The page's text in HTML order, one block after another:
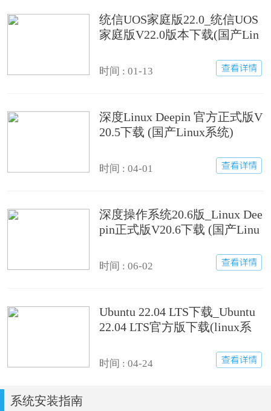
统信UOS家庭版22.0_统信UOS
家庭版V22.0版本下载(国产Lin
时间 : 01-13
深度Linux Deepin 官方正式版V
20.5下载 (国产Linux系统)
时间 : 04-01
深度操作系统20.6版_Linux Dee
pin正式版V20.6下载 (国产Linu
时间 : 06-02
Ubuntu 22.04 LTS下载_Ubuntu
22.04 LTS官方版下载(linux系
时间 : 04-24
系统安装指南